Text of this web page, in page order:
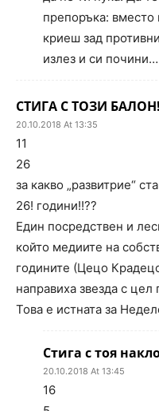
препоръка: вместо
криеш зад
излез и си почини…
СТИГА С ТОЗИ БАЛОН!
20.10.2018 At 13:35
11
26
за какво „развитрие“
26! години!!??
Един посредствен и
който медиите на
годините (Цецо
направиха звезда с
Това е истната за
Стига с тоя
20.10.2018 At 13:45
16